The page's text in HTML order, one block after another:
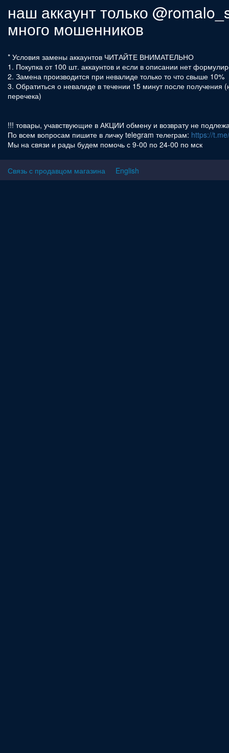
наш аккаунт только
много мошенников
* Условия замены аккаунтов ЧИТАЙТЕ ВНИМАТЕЛЬНО
1. Покупка от 100 шт. аккаунтов и если в описании нет
2. Замена производится при невалиде только то что свыше 10%
3. Обратиться о невалиде в течении 15 минут после получения
перечека)
!!! товары, учавствующие в АКЦИИ обмену и возврату не
По всем вопросам пишите в личку telegram телеграм: https://
Мы на связи и рады будем помочь с 9-00 по 24-00 по мск
Связь с продавцом магазина English